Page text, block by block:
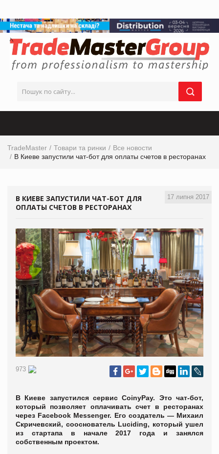
TradeMaster Товари та ринки
Все новости
В Киеве запустили чат-бот для оплаты счетов в ресторанах
17 липня 2017
В КИЕВЕ ЗАПУСТИЛИ ЧАТ-БОТ ДЛЯ
ОПЛАТЫ СЧЕТОВ В РЕСТОРАНАХ
973
В Киеве запустился сервис CoinyPay. Это чат-бот,
который позволяет оплачивать счет в ресторанах
через Facebook Messenger. Его создатель — Михаил
Скричевский, сооснователь Luciding, который ушел
из стартапа в начале 2017 года и занялся
собственным проектом.